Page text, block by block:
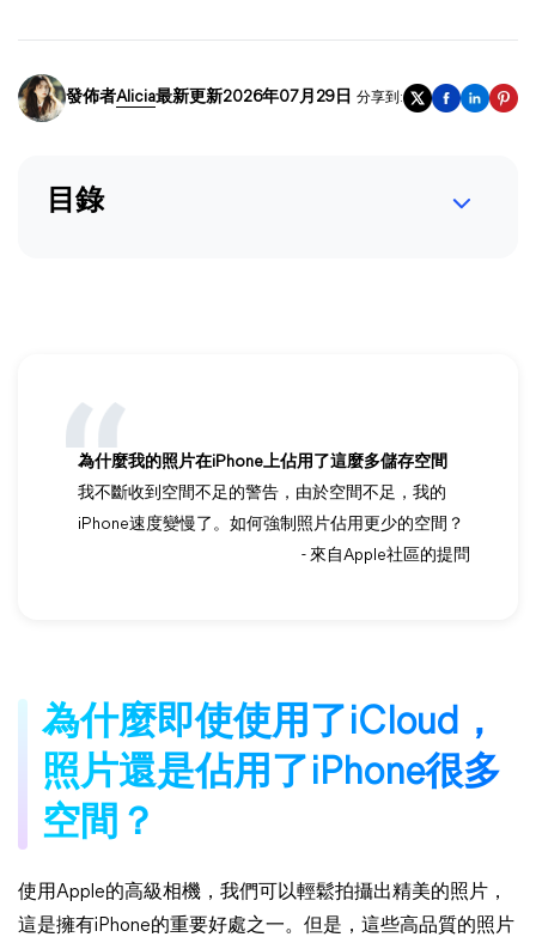
發佈者Alicia最新更新2026年07月29日 分享到:
目錄
為什麼我的照片在iPhone上佔用了這麼多儲存空間
我不斷收到空間不足的警告，由於空間不足，我的
iPhone速度變慢了。如何強制照片佔用更少的空間？
- 來自Apple社區的提問
為什麼即使使用了iCloud，
照片還是佔用了iPhone很多
空間？
使用Apple的高級相機，我們可以輕鬆拍攝出精美的照片，
這是擁有iPhone的重要好處之一。但是，這些高品質的照片